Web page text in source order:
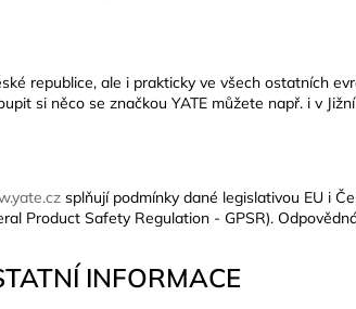
republice, ale i prakticky ve všech ostatních
si něco se značkou YATE můžete např. i v
splňují podmínky dané legislativou EU i
Product Safety Regulation - GPSR).
INFORMACE